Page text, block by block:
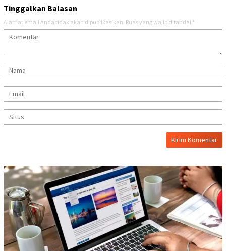
Tinggalkan Balasan
Alamat email Anda tidak akan dipublikasikan. Ruas yang wajib ditandai *